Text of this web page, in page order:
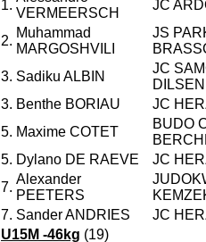
1.
VERMEERSCH
JC
2.
Muhammad
MARGOSHVILI
JS
3. Sadiku ALBIN
JC
DILSEN
3. Benthe BORIAU
JC
5. Maxime COTET
BUDO
5. Dylano DE RAEVE
JC
7.
Alexander
PEETERS
7. Sander ANDRIES
JC
U15M -46kg (19)